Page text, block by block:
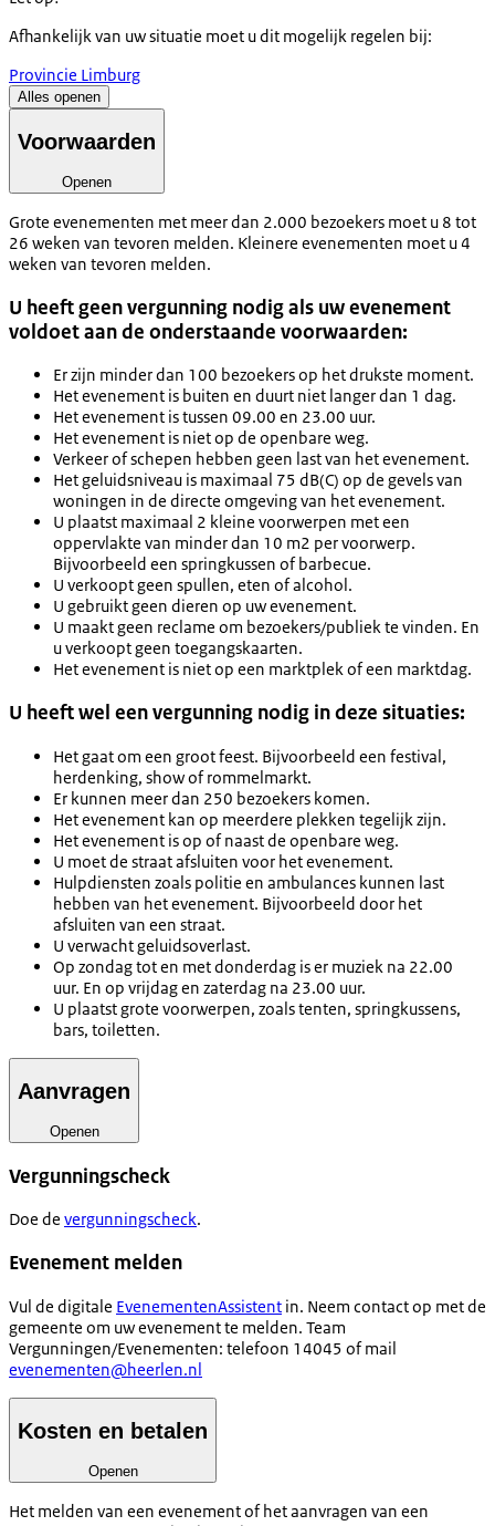
Afhankelijk van uw situatie moet u dit mogelijk regelen bij:
Provincie Limburg
Alles openen
Voorwaarden
Openen
Grote evenementen met meer dan 2.000 bezoekers moet u 8 tot
26 weken van tevoren melden. Kleinere evenementen moet u 4
weken van tevoren melden.
U heeft geen vergunning nodig als uw evenement
voldoet aan de onderstaande voorwaarden:
Er zijn minder dan 100 bezoekers op het drukste moment.
Het evenement is buiten en duurt niet langer dan 1 dag.
Het evenement is tussen 09.00 en 23.00 uur.
Het evenement is niet op de openbare weg.
Verkeer of schepen hebben geen last van het evenement.
Het geluidsniveau is maximaal 75 dB(C) op de gevels van
woningen in de directe omgeving van het evenement.
U plaatst maximaal 2 kleine voorwerpen met een
oppervlakte van minder dan 10 m2 per voorwerp.
Bijvoorbeeld een springkussen of barbecue.
U verkoopt geen spullen, eten of alcohol.
U gebruikt geen dieren op uw evenement.
U maakt geen reclame om bezoekers/publiek te vinden. En
u verkoopt geen toegangskaarten.
Het evenement is niet op een marktplek of een marktdag.
U heeft wel een vergunning nodig in deze situaties:
Het gaat om een groot feest. Bijvoorbeeld een festival,
herdenking, show of rommelmarkt.
Er kunnen meer dan 250 bezoekers komen.
Het evenement kan op meerdere plekken tegelijk zijn.
Het evenement is op of naast de openbare weg.
U moet de straat afsluiten voor het evenement.
Hulpdiensten zoals politie en ambulances kunnen last
hebben van het evenement. Bijvoorbeeld door het
afsluiten van een straat.
U verwacht geluidsoverlast.
Op zondag tot en met donderdag is er muziek na 22.00
uur. En op vrijdag en zaterdag na 23.00 uur.
U plaatst grote voorwerpen, zoals tenten, springkussens,
bars, toiletten.
Aanvragen
Openen
Vergunningscheck
Doe de vergunningscheck.
Evenement melden
Vul de digitale EvenementenAssistent in. Neem contact op met de
gemeente om uw evenement te melden. Team
Vergunningen/Evenementen: telefoon 14045 of mail
evenementen@heerlen.nl
Kosten en betalen
Openen
Het melden van een evenement of het aanvragen van een